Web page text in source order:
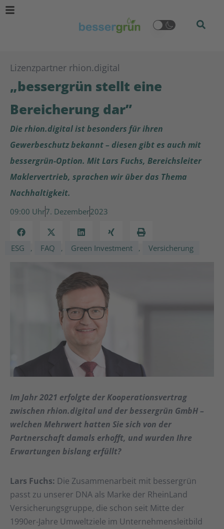
Lizenzpartner rhion.digital
„bessergrün stellt eine
Bereicherung dar”
Die rhion.digital ist besonders für ihren
Gewerbeschutz bekannt – diesen gibt es auch mit
bessergrün-Option. Mit Lars Fuchs, Bereichsleiter
Maklervertrieb, sprachen wir über das Thema
Nachhaltigkeit.
09:00 7. Dezember2023
ESG , FAQ , Green Investment , Versicherung
Im Jahr 2021 erfolgte der Kooperationsvertrag
zwischen rhion.digital und der bessergrün GmbH –
welchen Mehrwert hatten Sie sich von der
Partnerschaft damals erhofft, und wurden Ihre
Erwartungen bislang erfüllt?
Lars Fuchs: Die Zusammenarbeit mit bessergrün
passt zu unserer DNA als Marke der RheinLand
Versicherungsgruppe, die schon seit Mitte der
1990er-Jahre Umweltziele im Unternehmensleitbild